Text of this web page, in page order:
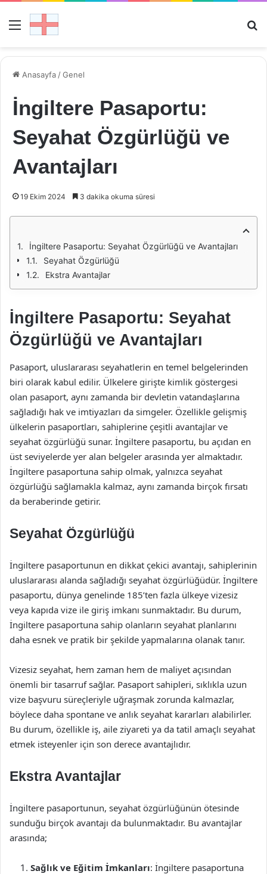
Menü
Anasayfa /Genel
İngiltere Pasaportu:
Seyahat Özgürlüğü ve
Avantajları
19 Ekim 2024 3 dakika okuma süresi
İngiltere Pasaportu: Seyahat Özgürlüğü ve Avantajları
Seyahat Özgürlüğü
Ekstra Avantajlar
İngiltere Pasaportu: Seyahat
Özgürlüğü ve Avantajları
Pasaport, uluslararası seyahatlerin en temel belgelerinden
biri olarak kabul edilir. Ülkelere girişte kimlik göstergesi
olan pasaport, aynı zamanda bir devletin vatandaşlarına
sağladığı hak ve imtiyazları da simgeler. Özellikle gelişmiş
ülkelerin pasaportları, sahiplerine çeşitli avantajlar ve
seyahat özgürlüğü sunar. İngiltere pasaportu, bu açıdan en
üst seviyelerde yer alan belgeler arasında yer almaktadır.
İngiltere pasaportuna sahip olmak, yalnızca seyahat
özgürlüğü sağlamakla kalmaz, aynı zamanda birçok fırsatı
da beraberinde getirir.
Seyahat Özgürlüğü
İngiltere pasaportunun en dikkat çekici avantajı, sahiplerinin
uluslararası alanda sağladığı seyahat özgürlüğüdür. İngiltere
pasaportu, dünya genelinde 185’ten fazla ülkeye vizesiz
veya kapıda vize ile giriş imkanı sunmaktadır. Bu durum,
İngiltere pasaportuna sahip olanların seyahat planlarını
daha esnek ve pratik bir şekilde yapmalarına olanak tanır.
Vizesiz seyahat, hem zaman hem de maliyet açısından
önemli bir tasarruf sağlar. Pasaport sahipleri, sıklıkla uzun
vize başvuru süreçleriyle uğraşmak zorunda kalmazlar,
böylece daha spontane ve anlık seyahat kararları alabilirler.
Bu durum, özellikle iş, aile ziyareti ya da tatil amaçlı seyahat
etmek isteyenler için son derece avantajlıdır.
Ekstra Avantajlar
İngiltere pasaportunun, seyahat özgürlüğünün ötesinde
sunduğu birçok avantajı da bulunmaktadır. Bu avantajlar
arasında;
Sağlık ve Eğitim İmkanları: İngiltere pasaportuna